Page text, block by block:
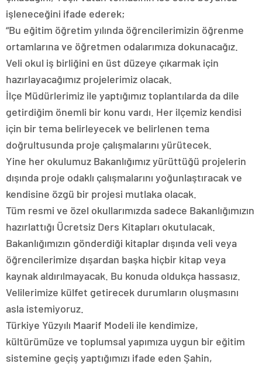
işleneceğini ifade ederek;
“Bu eğitim öğretim yılında öğrencilerimizin öğrenme
ortamlarına ve öğretmen odalarımıza dokunacağız.
Veli okul iş birliğini en üst düzeye çıkarmak için
hazırlayacağımız projelerimiz olacak.
İlçe Müdürlerimiz ile yaptığımız toplantılarda da dile
getirdiğim önemli bir konu vardı. Her ilçemiz kendisi
için bir tema belirleyecek ve belirlenen tema
doğrultusunda proje çalışmalarını yürütecek.
Yine her okulumuz Bakanlığımız yürüttüğü projelerin
dışında proje odaklı çalışmalarını yoğunlaştıracak ve
kendisine özgü bir projesi mutlaka olacak.
Tüm resmi ve özel okullarımızda sadece Bakanlığımızın
hazırlattığı Ücretsiz Ders Kitapları okutulacak.
Bakanlığımızın gönderdiği kitaplar dışında veli veya
öğrencilerimize dışardan başka hiçbir kitap veya
kaynak aldırılmayacak. Bu konuda oldukça hassasız.
Velilerimize külfet getirecek durumların oluşmasını
asla istemiyoruz.
Türkiye Yüzyılı Maarif Modeli ile kendimize,
kültürümüze ve toplumsal yapımıza uygun bir eğitim
sistemine geçiş yaptığımızı ifade eden Şahin,